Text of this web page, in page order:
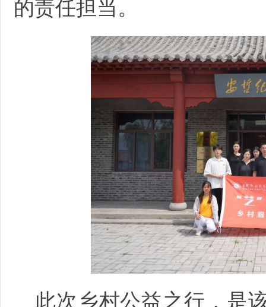
的责任担当。
此次乡村公益之行，是